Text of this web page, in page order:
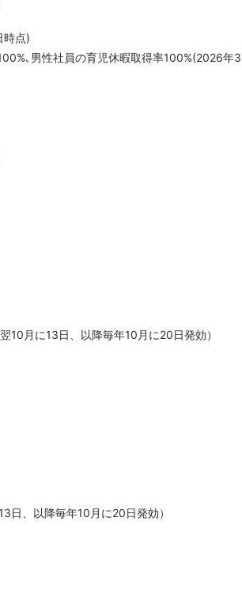
時点)
､男性社員の育児休暇取得率100%(2026年3
10月に13日、以降毎年10月に20日発効）
日、以降毎年10月に20日発効）